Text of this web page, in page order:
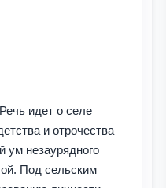
Речь идет о селе
и отрочества
незаурядного
Под сельским